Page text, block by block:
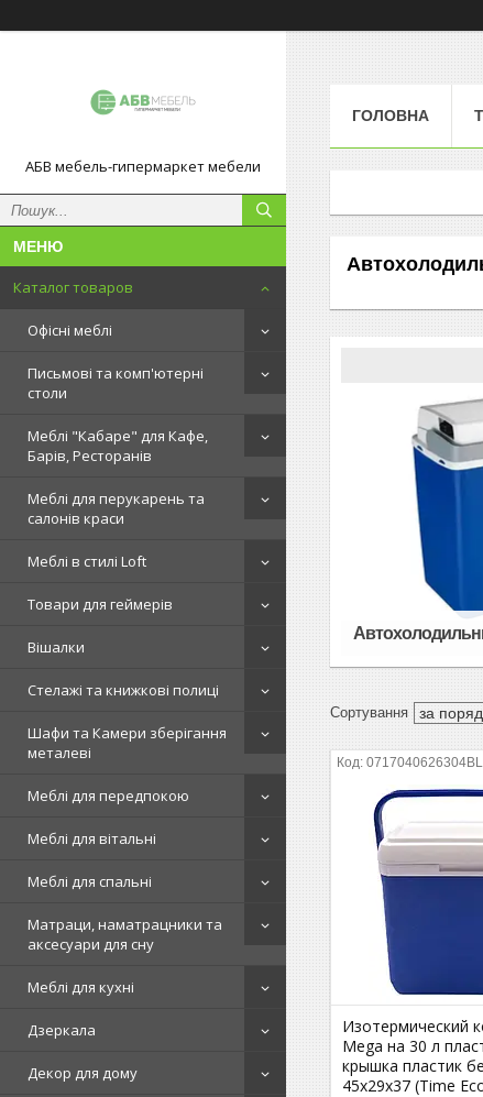
АБВ мебель-гипермаркет мебели
Каталог товаров
Офісні меблі
Письмові та комп'ютерні
столи
Меблі "Кабаре" для Кафе,
Барів, Ресторанів
Меблі для перукарень та
салонів краси
Меблі в стилі Loft
Товари для геймерів
Вішалки
Стелажі та книжкові полиці
Шафи та Камери зберігання
металеві
Меблі для передпокою
Меблі для вітальні
Меблі для спальні
Матраци, наматрацники та
аксесуари для сну
Меблі для кухні
Дзеркала
Декор для дому
ГОЛОВНА
Изотермический
Mega на 30 л
крышка пластик
45х29х37 (Time